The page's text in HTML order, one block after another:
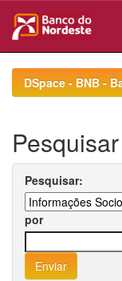
navigationDSpace - BNB -
Pesquisar
Pesquisar:
por